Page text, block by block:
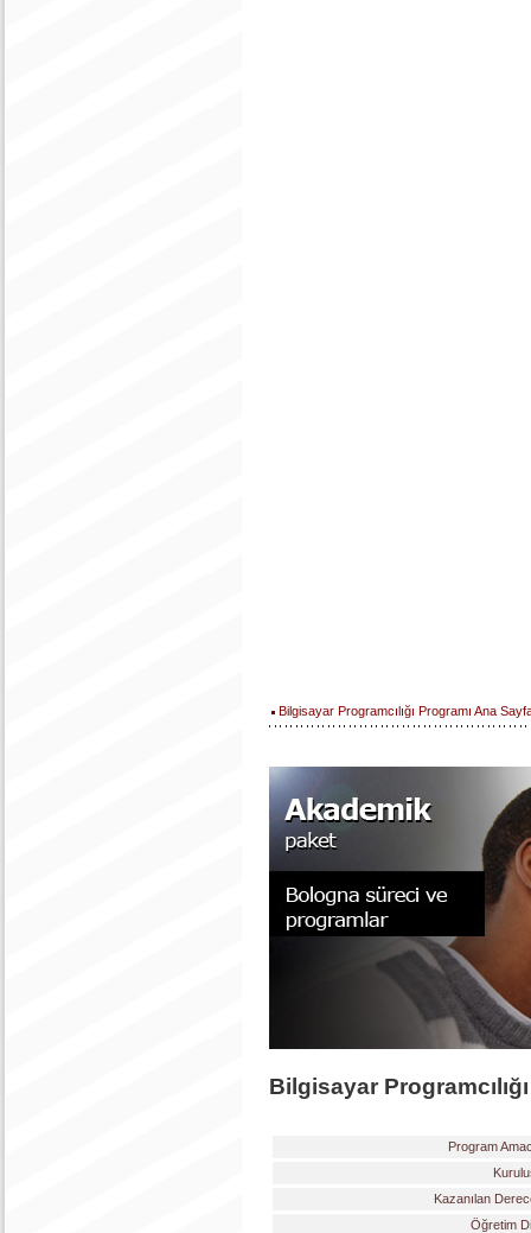
Bilgisayar Programcılığı Programı Ana
Bilgisayar Programcılığı
Program
Kazanılan
Öğretim